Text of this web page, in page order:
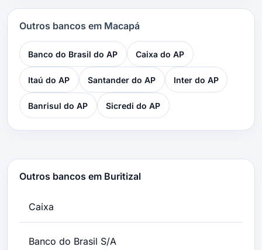
Outros bancos em Macapá
Banco do Brasil do AP Caixa do AP
Itaú do AP Santander do AP Inter do AP
Banrisul do AP Sicredi do AP
Outros bancos em Buritizal
Caixa
Banco do Brasil S/A